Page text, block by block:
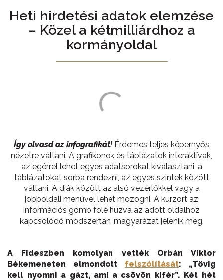
Heti hirdetési adatok elemzése
– Közel a kétmilliárdhoz a
kormányoldal
Így olvasd az infografikát! Érdemes teljes képernyős
nézetre váltani. A grafikonok és táblázatok interaktívak,
az egérrel lehet egyes adatsorokat kiválasztani, a
táblázatokat sorba rendezni, az egyes szintek között
váltani. A diák között az alsó vezérlőkkel vagy a
jobboldali menüvel lehet mozogni. A kurzort az
információs gomb fölé húzva az adott oldalhoz
kapcsolódó módszertani magyarázat jelenik meg.
A Fideszben komolyan vették Orbán Viktor
Békemeneten elmondott felszólítását: „Tövig
kell nyomni a gázt, ami a csövön kifér”. Két hét